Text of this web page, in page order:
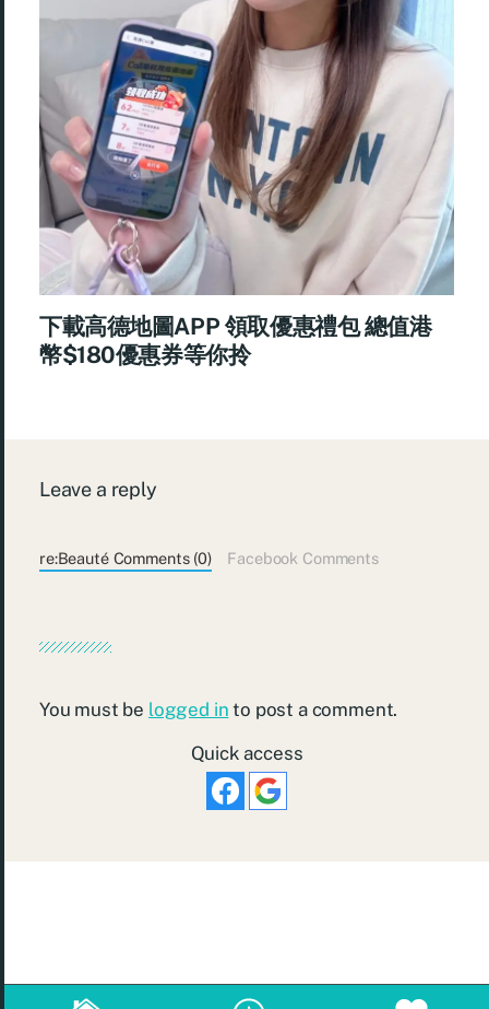
下載高德地圖APP 領取優惠禮包 總值港
幣$180優惠券等你拎
Leave a reply
re:Beauté Comments (0) Facebook Comments
You must be logged in to post a comment.
Quick access